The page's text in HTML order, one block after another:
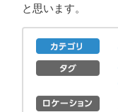
と思います。